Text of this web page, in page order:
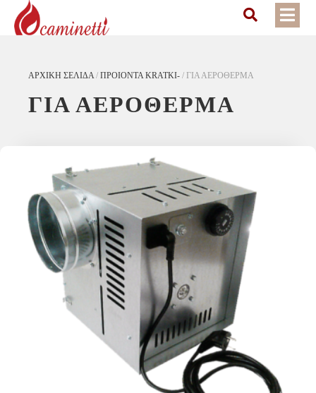
ΑΡΧΙΚΉ ΣΕΛΊΔΑ / ΠΡΟΙΟΝΤΑ KRATKI- / ΓΙΑ ΑΕΡΟΘΕΡΜΑ
ΓΙΑ ΑΕΡΟΘΕΡΜΑ